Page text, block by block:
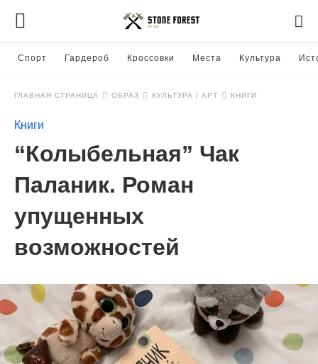
Спорт Гардероб Кроссовки Места Культура
ГЛАВНАЯ СТРАНИЦА ОБРАЗ КУЛЬТУРА / АРТ КНИГИ
Книги
“Колыбельная” Чак
Паланик. Роман
упущенных
возможностей